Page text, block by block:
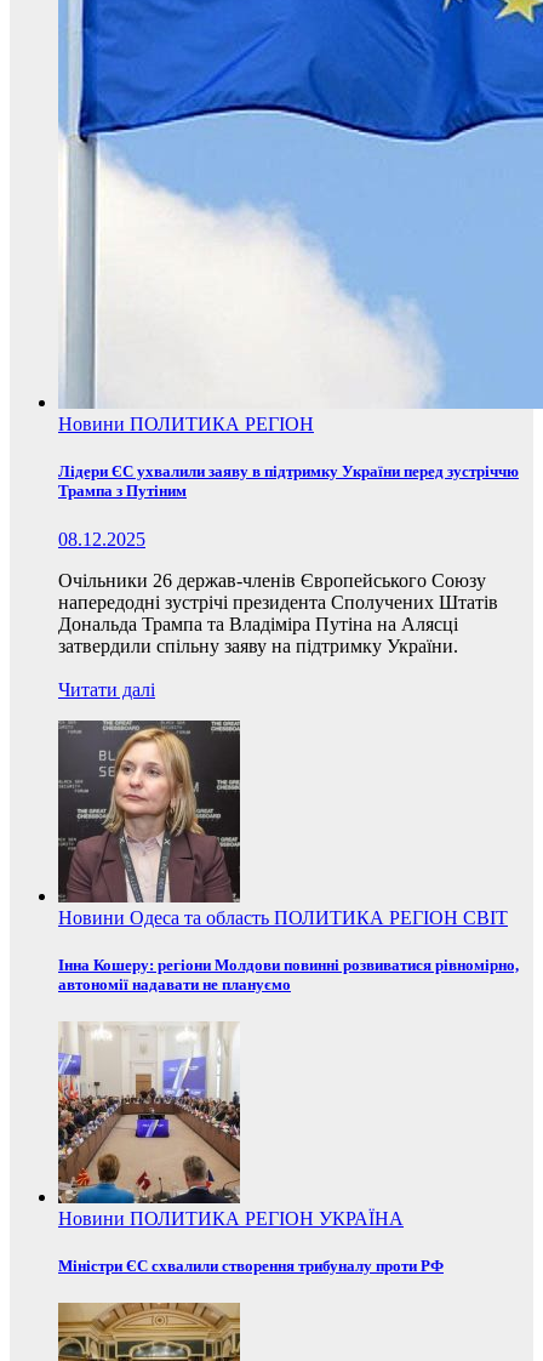
Новини ПОЛИТИКА РЕГІОН
Лідери ЄС ухвалили заяву в підтримку України перед зустріччю
Трампа з Путіним
08.12.2025
Очільники 26 держав-членів Європейського Союзу
напередодні зустрічі президента Сполучених Штатів
Дональда Трампа та Владіміра Путіна на Алясці
затвердили спільну заяву на підтримку України.
Читати далі
Новини Одеса та область ПОЛИТИКА РЕГІОН СВІТ
Інна Кошеру: регіони Молдови повинні розвиватися рівномірно,
автономії надавати не плануємо
Новини ПОЛИТИКА РЕГІОН УКРАЇНА
Міністри ЄС схвалили створення трибуналу проти РФ